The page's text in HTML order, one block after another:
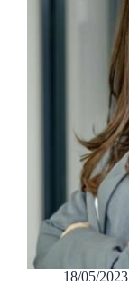
18/05/2023